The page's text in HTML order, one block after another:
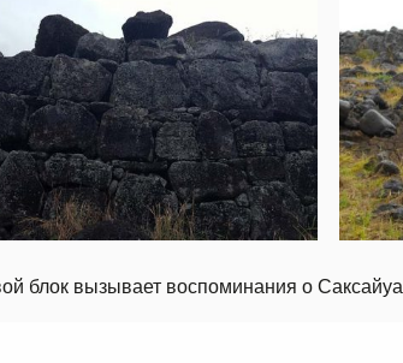
блок вызывает воспоминания о